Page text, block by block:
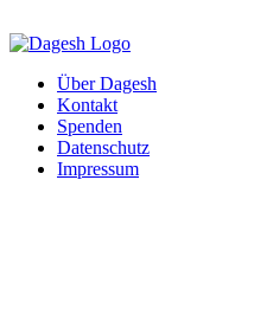
Über Dagesh
Kontakt
Spenden
Datenschutz
Impressum